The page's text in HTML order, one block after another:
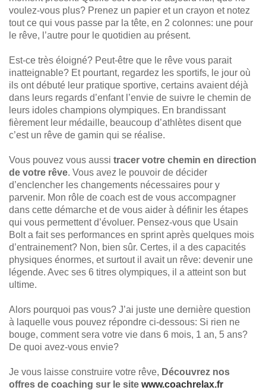
voulez-vous plus? Prenez un papier et un crayon et notez
tout ce qui vous passe par la tête, en 2 colonnes: une pour
le rêve, l’autre pour le quotidien au présent.
Est-ce très éloigné? Peut-être que le rêve vous parait
inatteignable? Et pourtant, regardez les sportifs, le jour où
ils ont débuté leur pratique sportive, certains avaient déjà
dans leurs regards d’enfant l’envie de suivre le chemin de
leurs idoles champions olympiques. En brandissant
fièrement leur médaille, beaucoup d’athlètes disent que
c’est un rêve de gamin qui se réalise.
Vous pouvez vous aussi tracer votre chemin en direction
de votre rêve. Vous avez le pouvoir de décider
d’enclencher les changements nécessaires pour y
parvenir. Mon rôle de coach est de vous accompagner
dans cette démarche et de vous aider à définir les étapes
qui vous permettent d’évoluer. Pensez-vous que Usain
Bolt a fait ses performances en sprint après quelques mois
d’entrainement? Non, bien sûr. Certes, il a des capacités
physiques énormes, et surtout il avait un rêve: devenir une
légende. Avec ses 6 titres olympiques, il a atteint son but
ultime.
Alors pourquoi pas vous? J’ai juste une dernière question
à laquelle vous pouvez répondre ci-dessous: Si rien ne
bouge, comment sera votre vie dans 6 mois, 1 an, 5 ans?
De quoi avez-vous envie?
Je vous laisse construire votre rêve, Découvrez nos
offres de coaching sur le site www.coachrelax.fr